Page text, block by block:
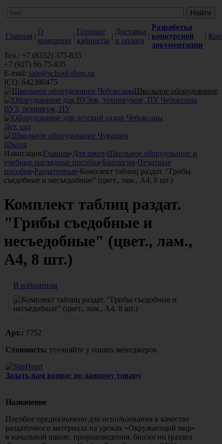
Главная |
О
компании
|
Готовые
кабинеты
|
Доставка
и оплата
|
Разработка
конкурсной
документации
|
Тел.: +7 (8352) 375-835
+7 (927) 66-75-835
E-mail: sale@school-shop.su
ICQ: 642380475
Школьное оборудование
ВУЗ, техникум, ПУ
Дет. сад
Школа
Навигация:Главная›Для школ›Школьное оборудование и
учебные наглядные пособия›Биология›Печатные
пособия›Раздаточные›Комплект таблиц раздат. "Грибы
съедобные и несъедобные" (цвет., лам., А4, 8 шт.)
Комплект таблиц раздат.
"Грибы съедобные и
несъедобные" (цвет., лам.,
А4, 8 шт.)
В избранном
Арт.: 7752
Стоимость: уточняйте у наших менеджеров
Задать нам вопрос по данному товару
Назначение
Пособие предназначено для использования в качестве
раздаточного материала на уроках «Окружающий мир»
в начальной школе, природоведения, биологии (раздел